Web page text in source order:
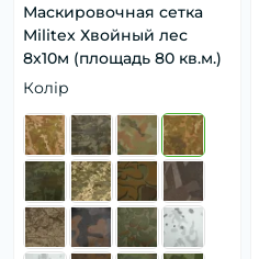
Маскировочная сетка
Militex Хвойный лес
8х10м (площадь 80 кв.м.)
Колір